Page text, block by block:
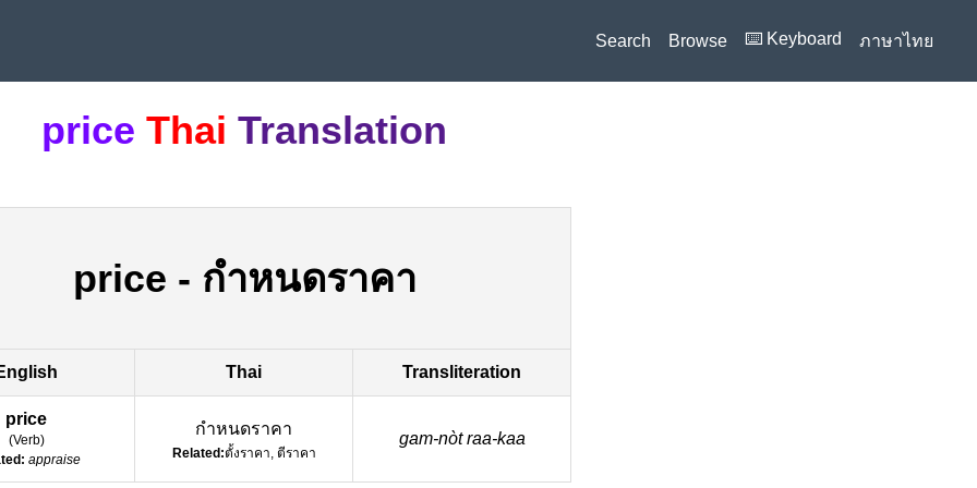
Search Browse ⌨️ Keyboard ภาษาไทย
price Thai Translation
price - กำหนดราคา
Thai Transliteration
price
(Verb)
appraise
กำหนดราคา
Related:ตั้งราคา, ตีราคา
gam-nòt raa-kaa